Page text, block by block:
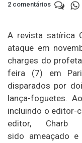
2 comentários
A revista satírica
ataque em
charges do
feira (7) em
disparados por
lança-foguetes.
incluindo o editor-
editor, Charb
sido ameaçado e